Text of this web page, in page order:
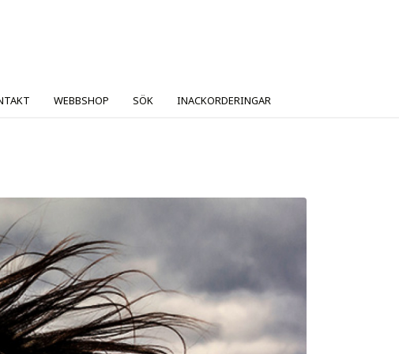
WEBBSHOP SÖK INACKORDERINGAR